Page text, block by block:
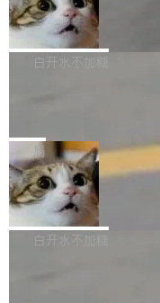
库继续执行。存储库是持
样的次旗舰。 Galaxy Z
Z Flip8三款折叠屏新机均
部搭载骁龙8 Elite Gen5
ltaDB 的核心思路直接写
眼的位置：「Software is
mits」——软件是在
是把这段空隙补上。 回退
aDB 捕获 commit 之间的
SpaceXAI 单季资本开
根据风险投资人Tomer
析）披露的最新分析与第
微软同期总资本开支的四
bet、微软以及 Meta 等传
ceXAI的资金消耗速度尤
撑庞大支出的资金来源却
貌。数据显示，微软和
白开水不加糖
一个在终端里运行的编程
1.2，驱动这个 agent 的
你可以用 curl -fsSL
sh | bash 安装一个能在
代码、验证结果的 AI 终
局
美团开源 LoHoSearch
准 AI 能力认知
机器出题的前提，是让
构建流程可以分为四个
白开水不加糖